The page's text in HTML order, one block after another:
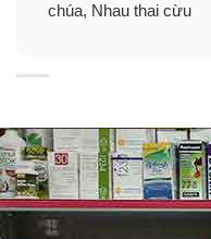
Lợi ích từ nước
Glowshot Collagen
Làm mịn và căng
chúa, Nhau thai cừu